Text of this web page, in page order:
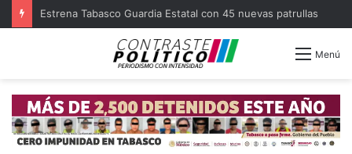
Estrena Tabasco Guardia Estatal con 45 nuevas patrullas
Menú